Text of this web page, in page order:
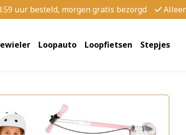
uur besteld, morgen gratis bezorgd
Loopauto Loopfietsen Stepjes